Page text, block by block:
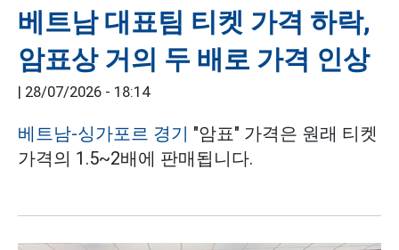
베트남 대표팀 티켓 가격 하락,
암표상 거의 두 배로 가격 인상
| 28/07/2026 - 18:14
베트남-싱가포르 경기 "암표" 가격은 원래 티켓
가격의 1.5~2배에 판매됩니다.